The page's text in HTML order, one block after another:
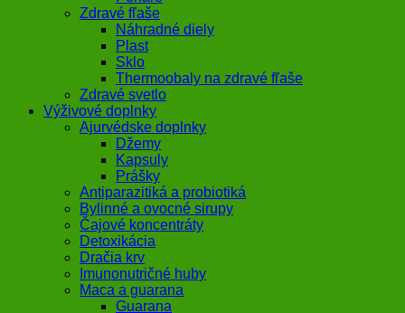
Zdravé fľaše
Náhradné diely
Plast
Sklo
Thermoobaly na zdravé fľaše
Zdravé svetlo
Výživové doplnky
Ajurvédske doplnky
Džemy
Kapsuly
Prášky
Antiparazitiká a probiotiká
Bylinné a ovocné sirupy
Čajové koncentráty
Detoxikácia
Dračia krv
Imunonutričné huby
Maca a guarana
Guarana